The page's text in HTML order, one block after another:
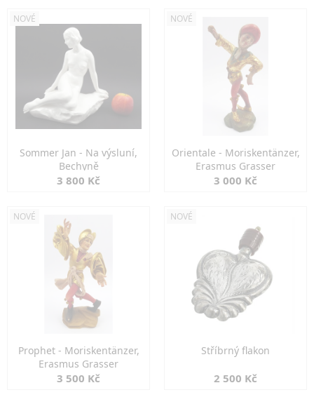
NOVÉ
Sommer Jan - Na výsluní,
Bechyně
3 800 Kč
NOVÉ
Orientale - Moriskentänzer,
Erasmus Grasser
3 000 Kč
NOVÉ
Prophet - Moriskentänzer,
Erasmus Grasser
3 500 Kč
NOVÉ
Stříbrný flakon
2 500 Kč